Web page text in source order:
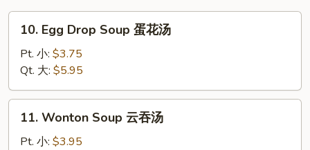
Egg
Drop
Soup
蛋
花
10. Egg Drop Soup 蛋花汤
Pt. 小: $3.75
Qt. 大: $5.95
Wonton
Soup
11. Wonton Soup 云吞汤
Pt. 小: $3.95